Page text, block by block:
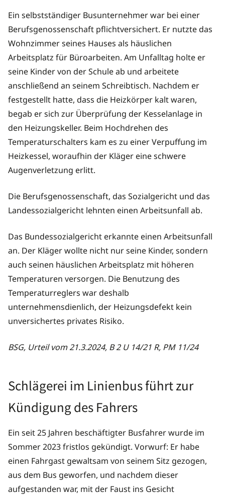
Ein selbstständiger Busunternehmer war bei einer
Berufsgenossenschaft pflichtversichert. Er nutzte das
Wohnzimmer seines Hauses als häuslichen
Arbeitsplatz für Büroarbeiten. Am Unfalltag holte er
seine Kinder von der Schule ab und arbeitete
anschließend an seinem Schreibtisch. Nachdem er
festgestellt hatte, dass die Heizkörper kalt waren,
begab er sich zur Überprüfung der Kesselanlage in
den Heizungskeller. Beim Hochdrehen des
Temperaturschalters kam es zu einer Verpuffung im
Heizkessel, woraufhin der Kläger eine schwere
Augenverletzung erlitt.
Die Berufsgenossenschaft, das Sozialgericht und das
Landessozialgericht lehnten einen Arbeitsunfall ab.
Das Bundessozialgericht erkannte einen Arbeitsunfall
an. Der Kläger wollte nicht nur seine Kinder, sondern
auch seinen häuslichen Arbeitsplatz mit höheren
Temperaturen versorgen. Die Benutzung des
Temperaturreglers war deshalb
unternehmensdienlich, der Heizungsdefekt kein
unversichertes privates Risiko.
BSG, Urteil vom 21.3.2024, B 2 U 14/21 R, PM 11/24
Schlägerei im Linienbus führt zur
Kündigung des Fahrers
Ein seit 25 Jahren beschäftigter Busfahrer wurde im
Sommer 2023 fristlos gekündigt. Vorwurf: Er habe
einen Fahrgast gewaltsam von seinem Sitz gezogen,
aus dem Bus geworfen, und nachdem dieser
aufgestanden war, mit der Faust ins Gesicht